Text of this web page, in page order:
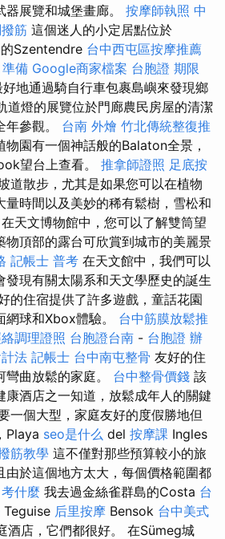
展覽和城堡畫廊。 按摩師執照 中
筋 這個迷人的小定居點位於
Szentendre 台中西屯區按摩推薦
備 Google商家檔案 台胞證 期限
地通過騎自行車包裹島嶼來發現鄉
道燈的展覽位於門廊農民房屋的清潔
參觀。 台南 外燴 竹北傳統整復推
園有一個神話般的Balaton全景，
望台上查看。 推拿師證照 足底按
道散步，尤其是如果您可以在植物
量時間以及美妙的稀有鬆樹，雪松和
在天文博物館中，您可以了解雙筒望
物頂部的露台可欣賞到城市的美麗景
記帳士 普考 在天文館中，我們可以
發現有關太陽系和天文學歷史的誕生
的住宿提供了許多遊戲，童話花園
網球和Xbox體驗。 台中筋膜放鬆推
調理證照 台胞證台南 - 台胞證 辦
法 記帳士 台中南屯整骨 友好的住
曲放鬆的家庭。 台中整骨價錢 該
康酒店之一知道，放鬆成年人的關鍵
一個大型，家庭友好的度假勝地但
Playa seo是什么 del 按摩課 Ingles
筋教學 這不僅對那些預算較小的旅
由於這個地方太大，每個價格範圍都
什麼 我去過金絲雀群島的Costa 台
Teguise 后里按摩 Bensok 台中美式
酒店，它們都很好。 在Sümeg城